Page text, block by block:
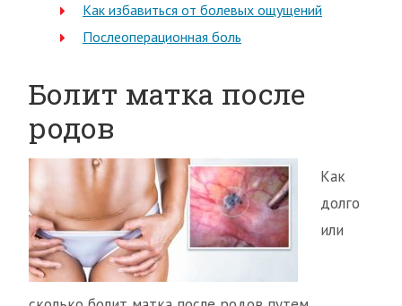
Как избавиться от болевых ощущений
Послеоперационная боль
Болит матка после
родов
Как
долго
или